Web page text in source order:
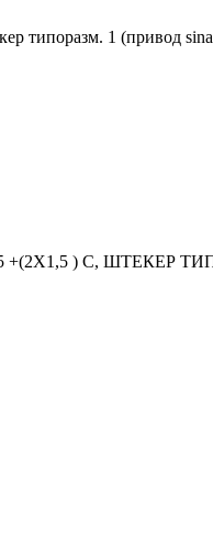
типоразм. 1 (привод
) C, ШТЕКЕР